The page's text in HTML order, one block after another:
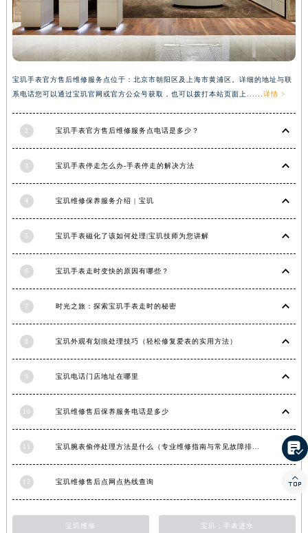
广西壮族自治区贺州市八步区城东街道灵峰南路宝玑售后服务中心（需提前预约）
广西壮族自治区来宾市兴宾区桂中大道宝玑售后服务中心（需提前预约）
广西壮族自治区柳州市城中区中山中路宝玑售后服务中心（需提前预约）
广西壮族自治区钦州市钦南区金海湾东大街宝玑售后服务中心（需提前预约）
广西壮族自治区梧州市万秀区龙湖镇高旺路宝玑售后服务中心（需提前预约）
广西壮族自治区玉林市玉州区金玉路宝玑售后服务中心（需提前预约）
海南省琼海市嘉积镇东风路宝玑售后服务中心（需提前预约）
香港特别行政区尖沙咀区油尖旺区广东道宝玑售后服务中心（需提前预约）
香港特别行政区九龙区油尖旺区弥敦道宝玑售后服务中心（需提前预约）
河南省开封市鼓楼区中山路宝玑售后服务中心（需提前预约）
河南省漯河市源汇区交通路宝玑售后服务中心（需提前预约）
河南省南阳市宛城区范蠡东路与南都路交叉口宝玑售后服务中心（需提前预约）
河南省平顶山市卫东区建设路宝玑售后服务中心（需提前预约）
宝玑手表官方售后维修服务点位于：北京市朝阳区及上海市黄浦区。详细的地址与联
系电话您可以通过宝玑官网或官方公众号获取，也可以拨打本站页面上...... 详情 >
2 宝玑手表官方售后维修服务点电话是多少？
3 宝玑手表停走怎么办-手表停走的解决方法
4 宝玑维修保养服务介绍 | 宝玑
5 宝玑手表磁化了该如何处理|宝玑技师为您讲解
6 宝玑手表走时变快的原因有哪些？
7 时光之旅：探索宝玑手表走时的秘密
8 宝玑外观有划痕处理技巧（轻松修复爱表的实用方法）
9 宝玑电话门店地址在哪里
10 宝玑维修售后保养服务电话是多少
11
12 宝玑维修售后点网点热线查询
宝玑维修 宝玑，手表进水

